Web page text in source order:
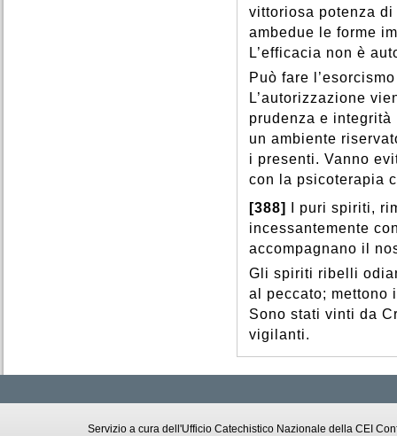
vittoriosa potenza
ambedue le forme
L’efficacia non è
Può fare
L’autorizzazione
prudenza e integrità
un ambiente
i presenti. Vanno
con la psicoterapia
[388]
I puri spiriti,
incessantemente
accompagnano il
Gli spiriti ribelli
al peccato; mettono
Sono stati vinti da
vigilanti.
Servizio a cura dell'Ufficio Catechistico Nazionale della CEI